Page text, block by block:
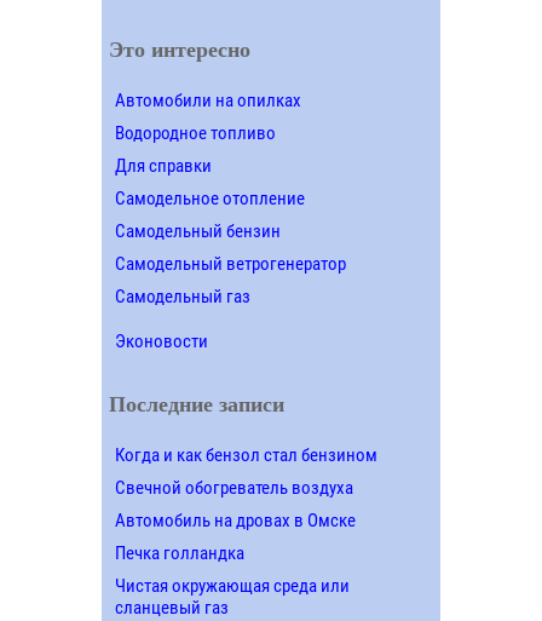
Это интересно
Автомобили на опилках
Водородное топливо
Для справки
Самодельное отопление
Самодельный бензин
Самодельный ветрогенератор
Самодельный газ
Эконовости
Последние записи
Когда и как бензол стал бензином
Свечной обогреватель воздуха
Автомобиль на дровах в Омске
Печка голландка
Чистая окружающая среда или
сланцевый газ